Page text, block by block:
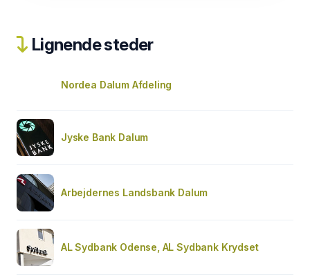
Lignende steder
Nordea Dalum Afdeling
Jyske Bank Dalum
Arbejdernes Landsbank Dalum
AL Sydbank Odense, AL Sydbank Krydset